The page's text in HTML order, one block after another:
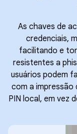
As chaves de
credenciais,
facilitando e
resistentes a
usuários podem
com a impressão
PIN local, em vez